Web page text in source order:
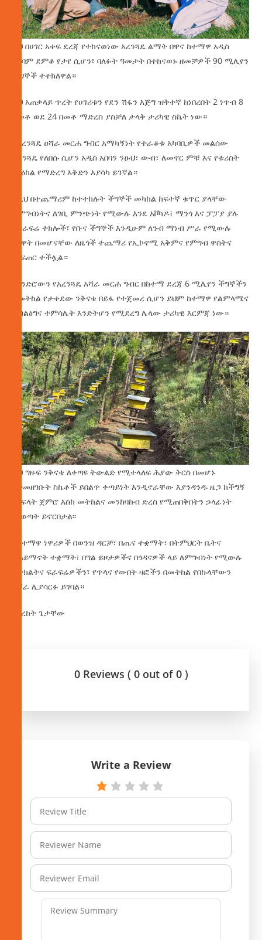
ይህ በሀገር አቀፍ ደረጃ የተከናወነው አረንጓዴ ልማት በዋና ከተማዋ አዲስ
አበባም ደምቆ የታየ ሲሆን፣ ባለፉት ዓመታት በተከናወኑ ዘመቻዎች 90 ሚሊየን
ችግኞች ተተክለዋል።
ይህ አጠቃላይ ጥረት የሀገሪቱን የደን ሽፋን እጅግ ዝቅተኛ ከነበረበት 2 ነጥብ 8
በመቶ ወደ 24 በመቶ ማድረስ ያስቻለ ታላቅ ታሪካዊ ስኬት ነው።
በአረንጓዴ ዐሻራ መርሐ ግብር አማካኝነት የተራቆቱ አካባቢዎች መልሰው
አረንጓዴ የለበሱ ሲሆን አዲስ አበባን ንፁህ፣ ውብ፣ ለመኖር ምቹ እና የቱሪስት
ማዕከል የማድረግ እቅድን እያሳካ ይገኛል።
ከዚህ በተጨማሪም ከተተከሉት ችግኞች መካከል ከፍተኛ ቁጥር ያላቸው
ለምግብነትና ለገቢ ምንጭነት የሚውሉ እንደ አቮካዶ፣ ማንጎ እና ፓፓያ ያሉ
የፍራፍሬ ተክሎች፣ የቡና ችግኞች እንዲሁም ለንብ ማነብ ሥራ የሚውሉ
ዕፅዋት በመሆናቸው ለዜጎች ተጨማሪ የኢኮኖሚ አቅምና የምግብ ዋስትና
መፍጠር ተችሏል።
የዘንድሮውን የአረንጓዴ አሻራ መርሐ ግብር በከተማ ደረጃ 6 ሚሊየን ችግኞችን
ለመትከል የታቀደው ንቅናቄ በይፋ የተጀመረ ሲሆን ይህም ከተማዋ የልምላሜና
የብልፅግና ተምሳሌት እንድትሆን የሚደረግ ሌላው ታሪካዊ እርምጃ ነው።
ይህ ግዙፍ ንቅናቄ ለቀጣዩ ትውልድ የሚተላለፍ ሕያው ቅርስ በመሆኑ
የተመዘገቡት ስኬቶች ይበልጥ ቀጣይነት እንዲኖራቸው እያንዳንዱ ዜጋ ከችግኝ
ማፍላት ጀምሮ እስከ መትከልና መንከባከብ ድረስ የሚጠበቅበትን ኃላፊነት
መወጣት ይኖርበታል፡፡
የከተማዋ ነዋሪዎች በወንዝ ዳርቻ፣ በጤና ተቋማት፣ በትምህርት ቤትና
በሐይማኖት ተቋማት፣ በግል ይዞታዎችና በጎዳናዎች ላይ ለምግብነት የሚውሉ
አትክልትና ፍራፍሬዎችን፣ የጥላና የውበት ዛፎችን በመትከል የበኩላቸውን
ዐሻራ ሊያሳርፉ ይገባል።
በበረከት ጌታቸው
0 Reviews ( 0 out of 0 )
Write a Review